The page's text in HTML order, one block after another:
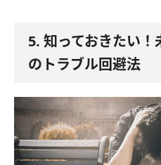
5. 知っておきたい
のトラブル回避法